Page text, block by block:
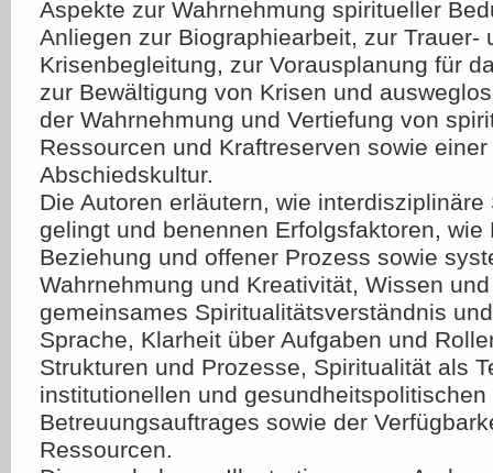
Aspekte zur Wahrnehmung spiritueller
Anliegen zur Biographiearbeit, zur Trauer-
Krisenbegleitung, zur Vorausplanung für
zur Bewältigung von Krisen und
der Wahrnehmung und Vertiefung von
Ressourcen und Kraftreserven sowie
Abschiedskultur.
Die Autoren erläutern, wie interdisziplinäre
gelingt und benennen Erfolgsfaktoren, wie
Beziehung und offener Prozess sowie
Wahrnehmung und Kreativität, Wissen
gemeinsames Spiritualitätsverständnis
Sprache, Klarheit über Aufgaben und
Strukturen und Prozesse, Spiritualität als
institutionellen und gesundheitspolitischen
Betreuungsauftrages sowie der
Ressourcen.